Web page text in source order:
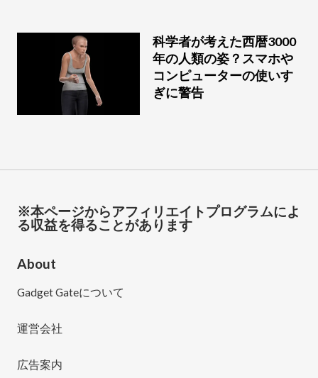
科学者が考えた西暦3000
年の人類の姿？スマホや
コンピューターの使いす
ぎに警告
※本ページからアフィリエイトプログラムによ
る収益を得ることがあります
About
Gadget Gateについて
運営会社
広告案内